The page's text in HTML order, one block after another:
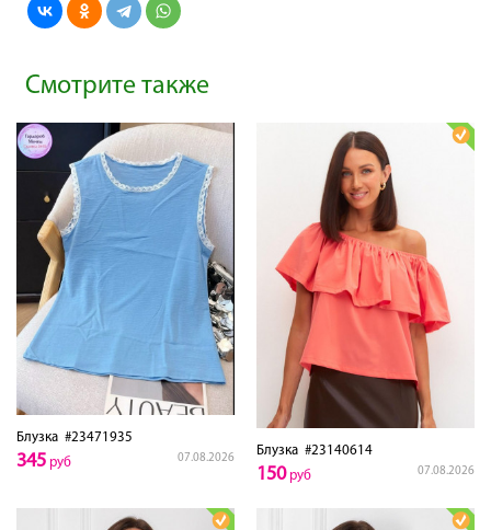
Смотрите также
Блузка #23471935
07.08.2026
345 руб
Блузка #23140614
07.08.2026
150руб